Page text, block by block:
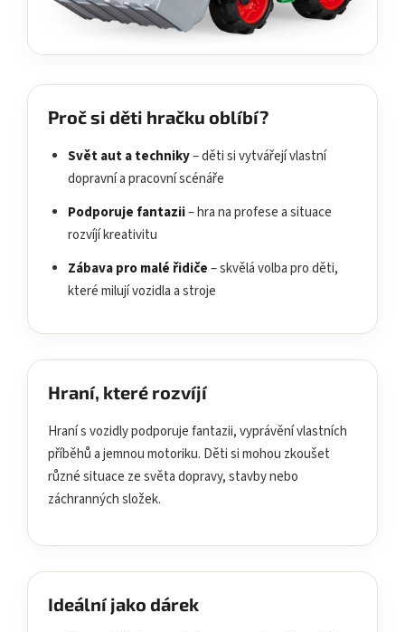
Proč si děti hračku oblíbí?
Svět aut a techniky– děti si vytvářejí vlastní
dopravní a pracovní scénáře
Podporuje fantazii– hra na profese a situace
rozvíjí kreativitu
Zábava pro malé řidiče– skvělá volba pro děti,
které milují vozidla a stroje
Hraní, které rozvíjí
Hraní s vozidly podporuje fantazii, vyprávění vlastních
příběhů a jemnou motoriku. Děti si mohou zkoušet
různé situace ze světa dopravy, stavby nebo
záchranných složek.
Ideální jako dárek